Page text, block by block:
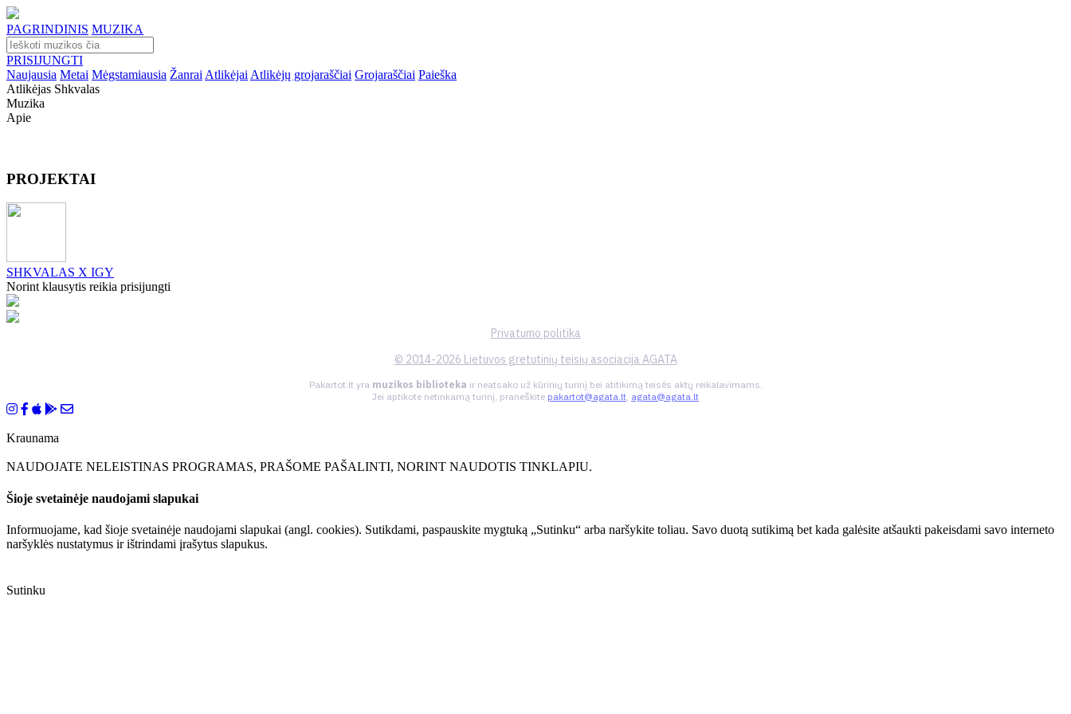
PAGRINDINIS MUZIKA
PRISIJUNGTI
Naujausia Metai Mėgstamiausia Žanrai Atlikėjai Atlikėjų grojaraščiai Grojaraščiai Paieška
Atlikėjas Shkvalas
Muzika
Apie
PROJEKTAI
SHKVALAS X IGY
Norint klausytis reikia prisijungti
Privatumo politika
© 2014-2026 Lietuvos gretutinių teisių asociacija AGATA
Pakartot.lt yra muzikos biblioteka ir neatsako už kūrinių turinį bei atitikimą teisės aktų reikalavimams.
Jei aptikote netinkamą turinį, praneškite pakartot@agata.lt, agata@agata.lt
Kraunama
NAUDOJATE NELEISTINAS PROGRAMAS, PRAŠOME PAŠALINTI, NORINT NAUDOTIS TINKLAPIU.
Šioje svetainėje naudojami slapukai
Informuojame, kad šioje svetainėje naudojami slapukai (angl. cookies). Sutikdami, paspauskite mygtuką „Sutinku“ arba naršykite toliau. Savo duotą sutikimą bet kada galėsite atšaukti pakeisdami savo interneto
naršyklės nustatymus ir ištrindami įrašytus slapukus.
Sutinku